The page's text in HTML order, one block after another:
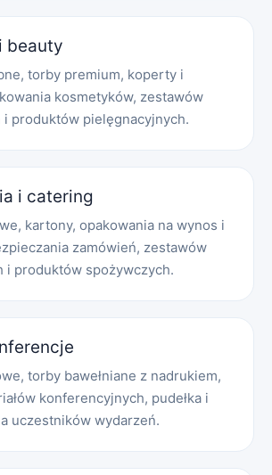
beauty
torby premium, koperty i
kosmetyków, zestawów
produktów pielęgnacyjnych.
i catering
kartony, opakowania na wynos i
zamówień, zestawów
i produktów spożywczych.
torby bawełniane z nadrukiem,
konferencyjnych, pudełka i
uczestników wydarzeń.